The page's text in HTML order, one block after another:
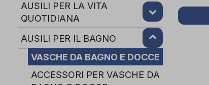
AUSILI PER LA VITA
QUOTIDIANA
AUSILI PER IL BAGNO
VASCHE DA BAGNO E DOCCE
ACCESSORI PER VASCHE DA